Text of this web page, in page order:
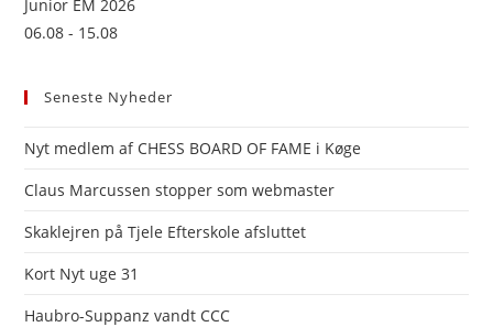
Junior EM 2026
06.08 - 15.08
Seneste Nyheder
Nyt medlem af CHESS BOARD OF FAME i Køge
Claus Marcussen stopper som webmaster
Skaklejren på Tjele Efterskole afsluttet
Kort Nyt uge 31
Haubro-Suppanz vandt CCC